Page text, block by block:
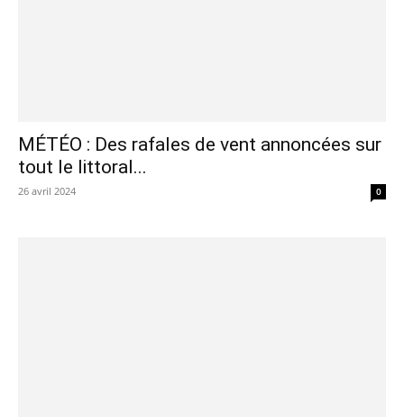
MÉTÉO : Des rafales de vent annoncées sur
tout le littoral...
26 avril 2024 0